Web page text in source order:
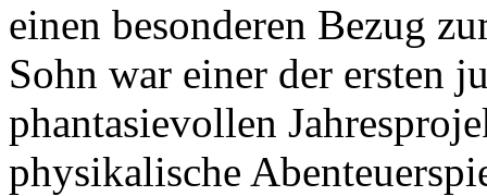
einen besonderen Bezug
Sohn war einer der ersten
phantasievollen
physikalische